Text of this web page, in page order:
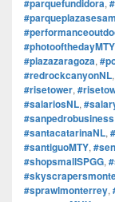
#parquefundidora,
#photoofthedayMTY
#plazazaragoza,
#redrockcanyonNL,
#risetower,
#salariosNL,
#sanpedrobusiness
#santacatarinaNL,
#santiguoMTY,
#shopsmallSPGG,
#sprawlmonterrey,